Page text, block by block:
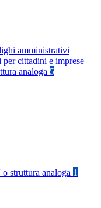
amministrativi
cittadini e imprese
analoga 5
struttura analoga 1